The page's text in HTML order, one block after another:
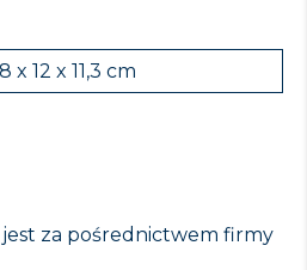
x 12 x 11,3 cm
za pośrednictwem firmy